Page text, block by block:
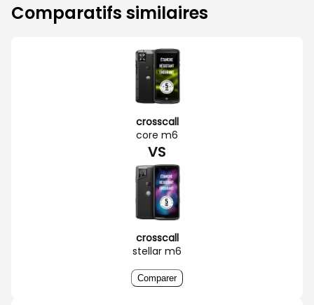
Comparatifs similaires
crosscall
core m6
VS
crosscall
stellar m6
Comparer